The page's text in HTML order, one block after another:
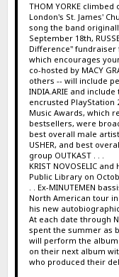
THOM YORKE
London's St. James'
song the band
September 18th,
Difference" fundraiser
which encourages
co-hosted by MACY
others -- will include
INDIA.ARIE and
encrusted PlayStation
Music Awards, which
bestsellers, were
best overall male
USHER, and best
group OUTKAST . . .
KRIST NOVOSELIC
Public Library on
. . Ex-MINUTEMEN
North American tour
his new
At each date through
spent the summer as
will perform the album
on their next album with
who produced their